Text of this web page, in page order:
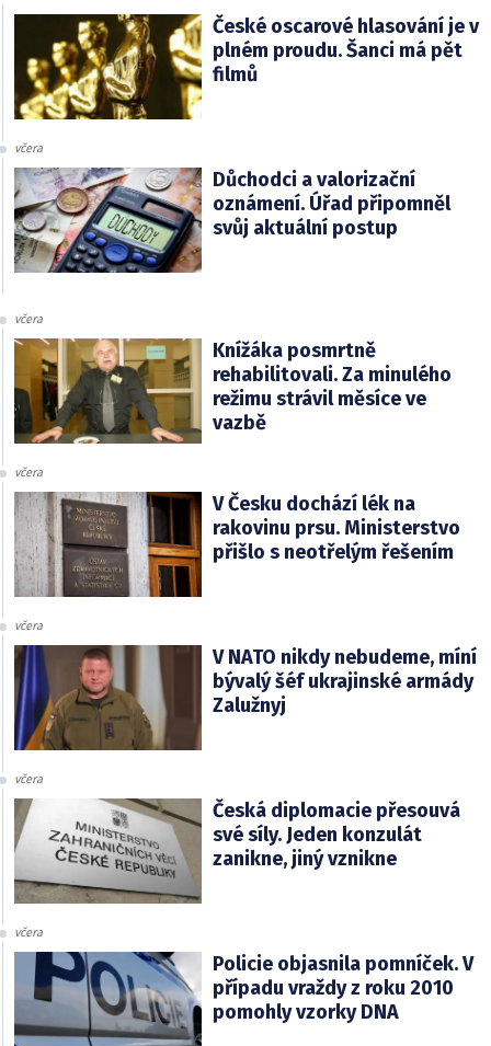
České oscarové hlasování je v
plném proudu. Šanci má pět
filmů
včera
Důchodci a valorizační
oznámení. Úřad připomněl
svůj aktuální postup
včera
Knížáka posmrtně
rehabilitovali. Za minulého
režimu strávil měsíce ve
vazbě
včera
V Česku dochází lék na
rakovinu prsu. Ministerstvo
přišlo s neotřelým řešením
včera
V NATO nikdy nebudeme, míní
bývalý šéf ukrajinské armády
Zalužnyj
včera
Česká diplomacie přesouvá
své síly. Jeden konzulát
zanikne, jiný vznikne
včera
Policie objasnila pomníček. V
případu vraždy z roku 2010
pomohly vzorky DNA